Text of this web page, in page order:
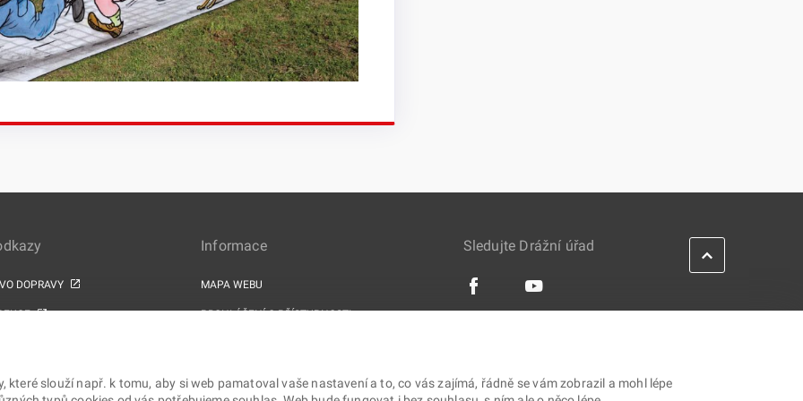
DOPRAVY
Informace
MAPA WEBU
PROHLÁŠENÍ O PŘÍSTUPNOSTI
Sledujte Drážní úřad
které slouží např. k tomu, aby si web pamatoval vaše nastavení a to, co vás zajímá, řádně se vám zobrazil a mohl lépe